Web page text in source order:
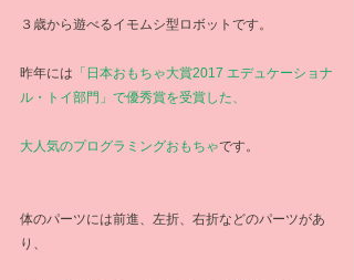
３歳から遊べるイモムシ型ロボットです。
昨年には 「日本おもちゃ大賞2017 エデュケーショナ
ル・トイ部門」で優秀賞を受賞した、
大人気のプログラミングおもちゃです。
体のパーツには前進、左折、右折などのパーツがあ
り、